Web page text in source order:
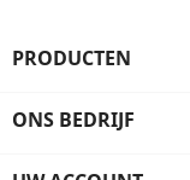
PRODUCTEN
ONS BEDRIJF